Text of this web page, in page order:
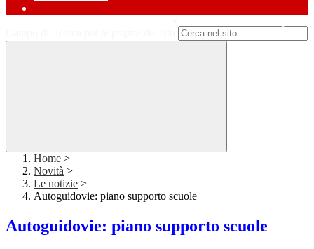
Home >
Novità >
Le notizie >
Autoguidovie: piano supporto scuole
Autoguidovie: piano supporto scuole